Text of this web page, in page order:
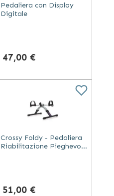
Pedaliera con Display
Digitale
47,00 €
Crossy Foldy - Pedaliera
Riabilitazione Pieghevole
51,00 €